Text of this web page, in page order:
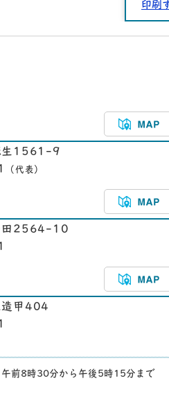
印刷
生1561-9
（代表）
田2564-10
甲404
午前8時30分から午後5時15分まで